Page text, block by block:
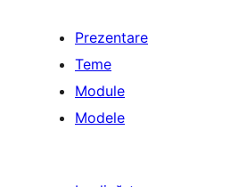
Prezentare
Teme
Module
Modele